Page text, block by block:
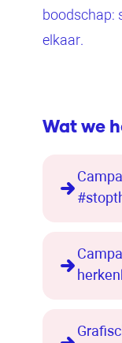
boodschap:
elkaar.
Wat we